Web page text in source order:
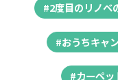
#2度目のリノベ
#おうちキャ
#カーペッ